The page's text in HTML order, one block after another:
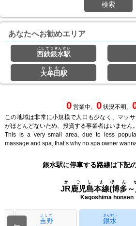
検索
あなたへお勧めエリア
西鉄銀水駅
にしてつぎんすい
大牟田駅
おおむた
0 営業中、 0 状況不明、
この地域は非常に小規模で人口も少なく、マッ
がほとんどないため、投資する事業者はいません。
This is a very small area, due to less
massage and spa, that’s why no spa owner
銀水駅に停車する路線は下記
JR鹿児島本線(博多
かごしまほん
Kagoshima honsen
← 吉野
よしの
銀水
ぎんすい